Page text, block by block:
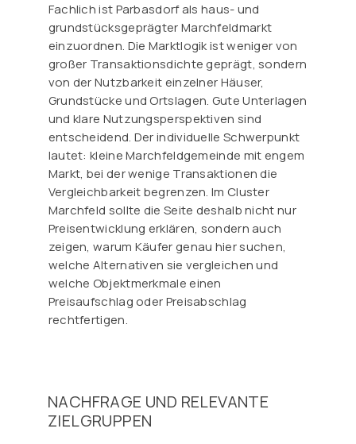
Fachlich ist Parbasdorf als haus- und
grundstücksgeprägter Marchfeldmarkt
einzuordnen. Die Marktlogik ist weniger von
großer Transaktionsdichte geprägt, sondern
von der Nutzbarkeit einzelner Häuser,
Grundstücke und Ortslagen. Gute Unterlagen
und klare Nutzungsperspektiven sind
entscheidend. Der individuelle Schwerpunkt
lautet: kleine Marchfeldgemeinde mit engem
Markt, bei der wenige Transaktionen die
Vergleichbarkeit begrenzen. Im Cluster
Marchfeld sollte die Seite deshalb nicht nur
Preisentwicklung erklären, sondern auch
zeigen, warum Käufer genau hier suchen,
welche Alternativen sie vergleichen und
welche Objektmerkmale einen
Preisaufschlag oder Preisabschlag
rechtfertigen.
NACHFRAGE UND RELEVANTE
ZIELGRUPPEN